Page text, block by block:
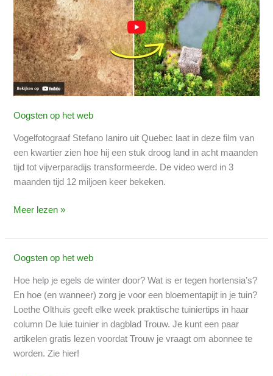
Oogsten op het web
Vogelfotograaf Stefano Ianiro uit Quebec laat in deze film van
een kwartier zien hoe hij een stuk droog land in acht maanden
tijd tot vijverparadijs transformeerde. De video werd in 3
maanden tijd 12 miljoen keer bekeken.
een
vijver
in
je
tuin?
(Na
deze
video
Meer lezen »
Oogsten op het web
Hoe help je egels de winter door? Wat is er tegen hortensia’s?
En hoe (en wanneer) zorg je voor een bloementapijt in je tuin?
Loethe Olthuis geeft elke week praktische tuiniertips in haar
column De luie tuinier in dagblad Trouw. Je kunt een paar
artikelen gratis lezen voordat Trouw je vraagt om abonnee te
worden. Zie hier!
Loethe